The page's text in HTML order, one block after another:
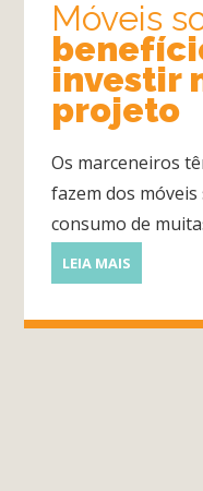
Móveis
investir
projeto
Os marceneiros
fazem dos
consumo de
LEIA MAIS